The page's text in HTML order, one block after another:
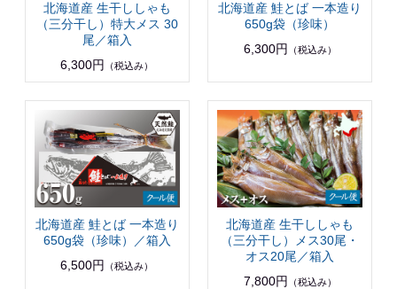
北海道産 生干ししゃも
（三分干し）特大メス 30
尾／箱入
6,300円
（税込み）
北海道産 鮭とば 一本造り
650g袋（珍味）
6,300円
（税込み）
北海道産 鮭とば 一本造り
650g袋（珍味）／箱入
6,500円
（税込み）
北海道産 生干ししゃも
（三分干し）メス30尾・
オス20尾／箱入
7,800円
（税込み）